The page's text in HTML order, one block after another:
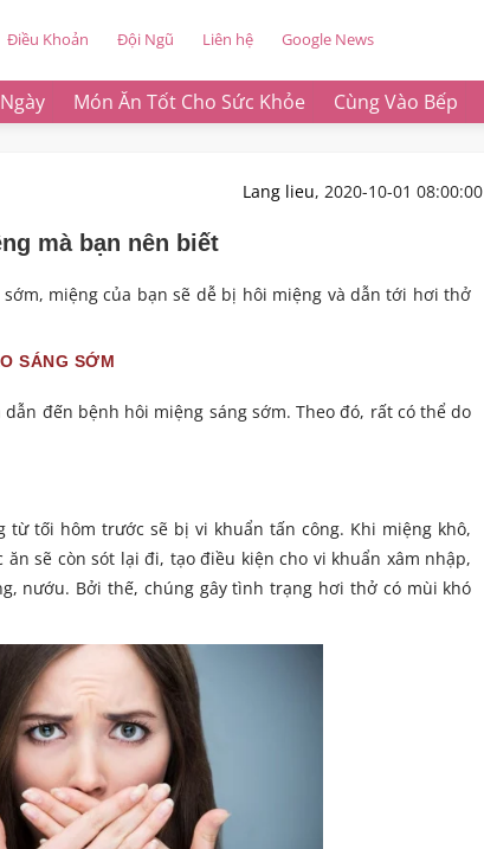
Điều Khoản Đội Ngũ Liên hệ Google News
Món Ăn Tốt Cho Sức Khỏe Cùng Vào Bếp
Lang lieu, 2020-10-01 08:00:00
mà bạn nên biết
miệng của bạn sẽ dễ bị hôi miệng và dẫn tới hơi thở
SÁNG SỚM
đến bệnh hôi miệng sáng sớm. Theo đó, rất có thể do
từ tối hôm trước sẽ bị vi khuẩn tấn công. Khi miệng khô,
sẽ còn sót lại đi, tạo điều kiện cho vi khuẩn xâm nhập,
nướu. Bởi thế, chúng gây tình trạng hơi thở có mùi khó